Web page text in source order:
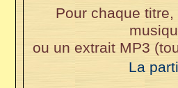
Pour chaque
ou un extrait MP3
La